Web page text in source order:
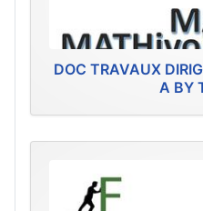
DOC TRAVAUX
A BY